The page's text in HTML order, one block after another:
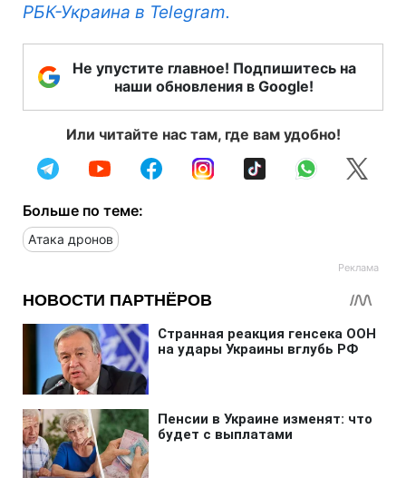
РБК-Украина в Telegram.
Не упустите главное! Подпишитесь на
наши обновления в Google!
Или читайте нас там, где вам удобно!
Больше по теме:
Атака дронов